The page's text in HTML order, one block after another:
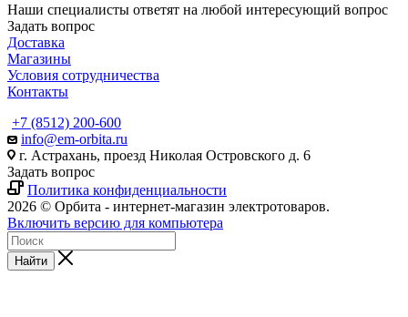
Наши специалисты ответят на любой интересующий вопрос
Задать вопрос
Доставка
Магазины
Условия сотрудничества
Контакты
+7 (8512) 200-600
info@em-orbita.ru
г. Астрахань, проезд Николая Островского д. 6
Задать вопрос
Политика конфиденциальности
2026 © Орбита - интернет-магазин электротоваров.
Включить версию для компьютера
Найти